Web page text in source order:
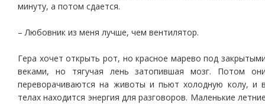
минуту, а потом сдается.
– Любовник из меня лучше, чем вентилятор.
Гера хочет открыть рот, но красное марево под
веками, но тягучая лень затопившая мозг. Потом
переворачиваются на животы и пьют холодную колу, и
телах находится энергия для разговоров. Маленькие